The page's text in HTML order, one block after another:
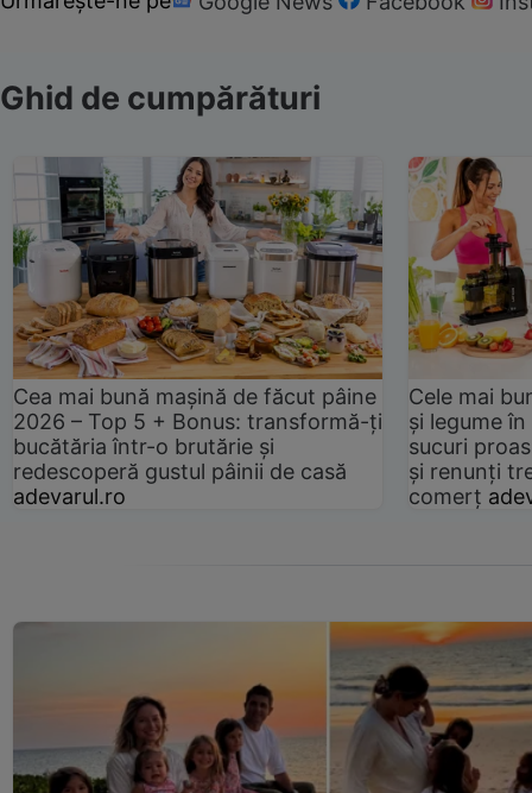
Ghid de cumpărături
Cea mai bună mașină de făcut pâine
2026 – Top 5 + Bonus: transformă-ți
bucătăria într-o brutărie și
redescoperă gustul pâinii de casă
adevarul.ro
Cele mai
și legume
sucuri
și renunți
comerț